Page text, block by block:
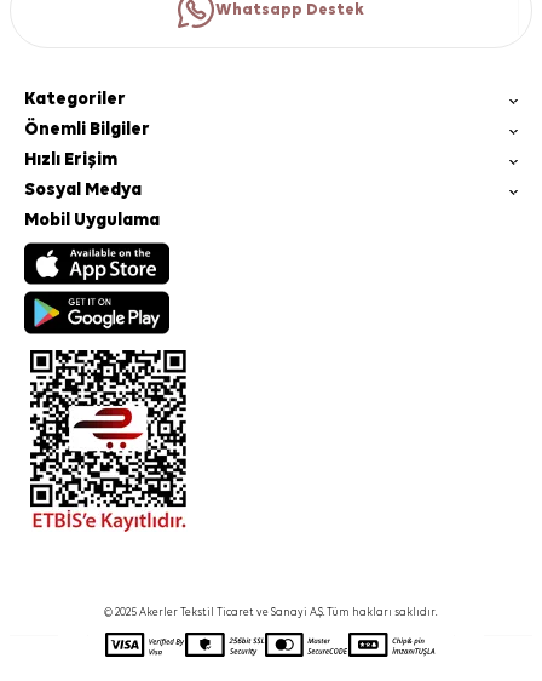
Whatsapp Destek
Kategoriler
Önemli Bilgiler
Hızlı Erişim
Sosyal Medya
Mobil Uygulama
© 2025 Akerler Tekstil Ticaret ve Sanayi A.Ş. Tüm hakları saklıdır.